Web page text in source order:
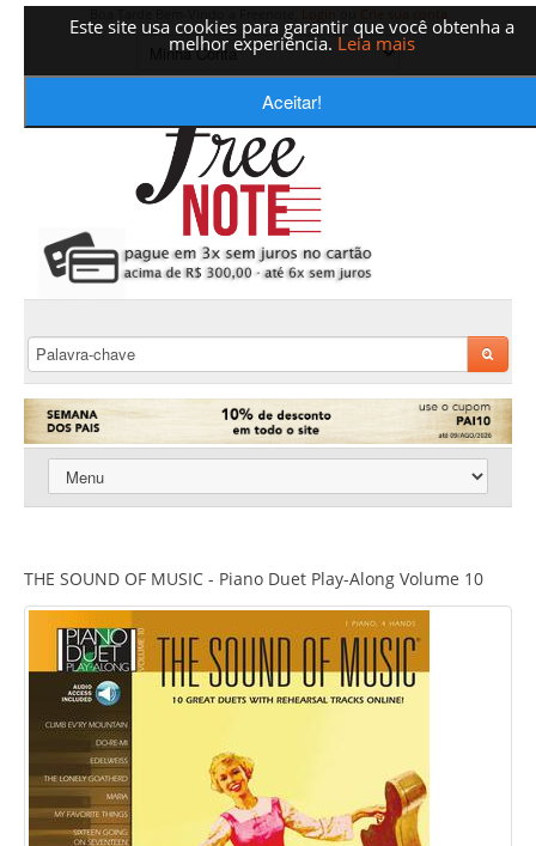
Este site usa cookies para garantir que você obtenha a
melhor experiência. Leia mais
Aceitar!
THE SOUND OF MUSIC - Piano Duet Play-Along Volume 10